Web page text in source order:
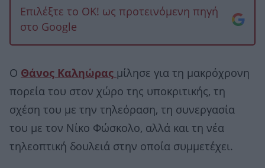
Επιλέξτε το OK! ως προτεινόμενη πηγή
στο Google
Ο Θάνος Καληώρας μίλησε για τη μακρόχρονη
πορεία του στον χώρο της υποκριτικής, τη
σχέση του με την τηλεόραση, τη συνεργασία
του με τον Νίκο Φώσκολο, αλλά και τη νέα
τηλεοπτική δουλειά στην οποία συμμετέχει.